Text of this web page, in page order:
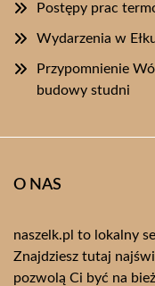
Postępy prac
Wydarzenia w
Przypomnienie
budowy studni
O NAS
naszelk.pl to lokalny
Znajdziesz tutaj
pozwolą Ci być na